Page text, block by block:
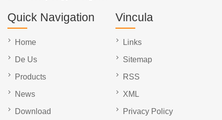
Quick Navigation
Home
De Us
Products
News
Download
Vincula
Links
Sitemap
RSS
XML
Privacy Policy